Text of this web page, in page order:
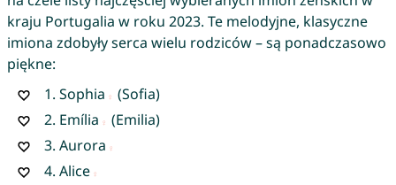
kraju Portugalia w roku 2023. Te melodyjne, klasyczne
imiona zdobyły serca wielu rodziców – są ponadczasowo
piękne:
1. Sophia
(Sofia)
2. Emília
(Emilia)
3. Aurora
4. Alice